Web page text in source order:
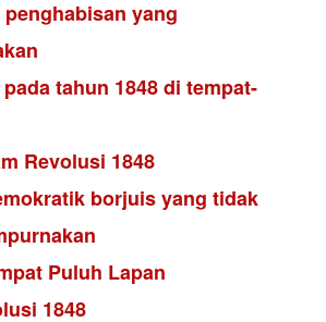
yang
tahun 1848 di tempat-
Revolusi 1848
borjuis yang tidak
Puluh Lapan
1848